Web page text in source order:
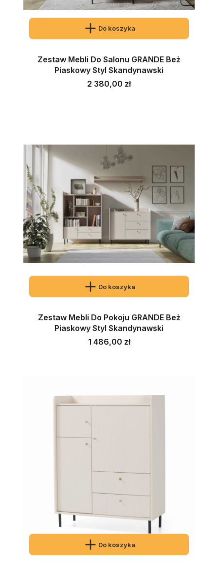
Do koszyka
Zestaw Mebli Do Salonu GRANDE Beż
Piaskowy Styl Skandynawski
Cena
2 380,00 zł
Do koszyka
Zestaw Mebli Do Pokoju GRANDE Beż
Piaskowy Styl Skandynawski
Cena
1 486,00 zł
Do koszyka